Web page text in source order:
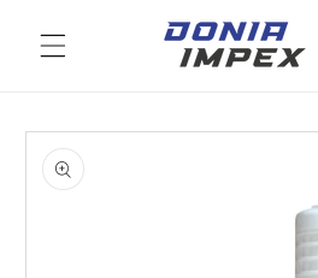
conținut
informațiile
despre
produs